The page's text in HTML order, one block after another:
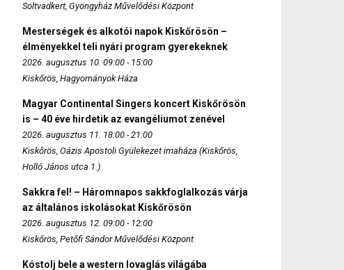
Soltvadkert, Gyöngyház Művelődési Központ
Mesterségek és alkotói napok Kiskőrösön –
élményekkel teli nyári program gyerekeknek
2026. augusztus 10. 09:00 - 15:00
Kiskőrös, Hagyományok Háza
Magyar Continental Singers koncert Kiskőrösön
is – 40 éve hirdetik az evangéliumot zenével
2026. augusztus 11. 18:00 - 21:00
Kiskőrös, Oázis Apostoli Gyülekezet imaháza (Kiskőrös,
Holló János utca 1.)
Sakkra fel! – Háromnapos sakkfoglalkozás várja
az általános iskolásokat Kiskőrösön
2026. augusztus 12. 09:00 - 12:00
Kiskőrös, Petőfi Sándor Művelődési Központ
Kóstolj bele a western lovaglás világába